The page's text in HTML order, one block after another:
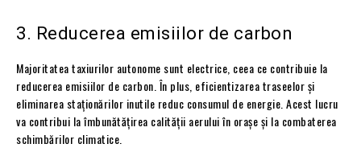
3. Reducerea emisiilor de carbon
Majoritatea taxiurilor autonome sunt electrice, ceea ce contribuie la
reducerea emisiilor de carbon. În plus, eficientizarea traseelor și
eliminarea staționărilor inutile reduc consumul de energie. Acest lucru
va contribui la îmbunătățirea calității aerului în orașe și la combaterea
schimbărilor climatice.